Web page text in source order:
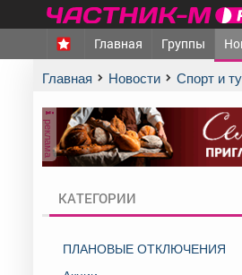
Главная Группы
Главная Новости Спорт и
реклама
КАТЕГОРИИ
ПЛАНОВЫЕ ОТКЛЮЧЕНИЯ